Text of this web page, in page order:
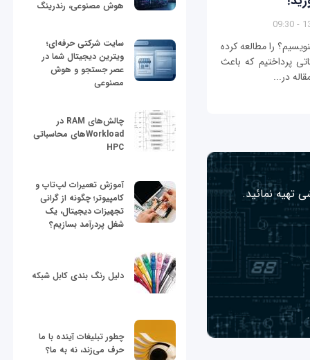
را مطالعه کرده
پرداختیم که باعث
در...
تهیه نمائید.
هوش مصنوعی، رندرینگ
سایت شرکتی حرفه‌ای؛
ویترین دیجیتال شما در
عصر جستجو و هوش
مصنوعی
چالش‌های RAM در
Workloadهای محاسباتی
HPC
آموزش تعمیرات لپ‌تاپ و
کامپیوتر؛ چگونه از گرانی
تجهیزات دیجیتال، یک
شغل پردرآمد بسازیم؟
دلیل رنگ بندی کابل شبکه
چطور تبلیغات آینده با ما
حرف می‌زند، نه به ما؟